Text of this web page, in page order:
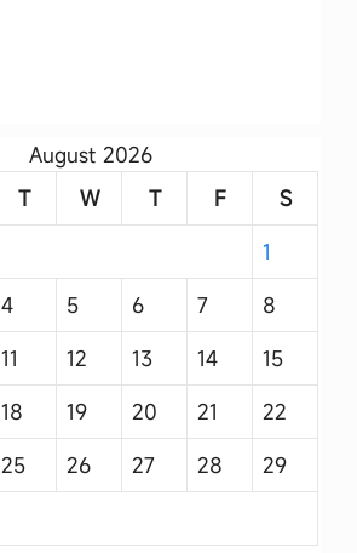
August 2026
T W T F
S
1
4 5 6 7
8
11 12 13 14
15
18 19 20 21
22
25 26 27 28
29